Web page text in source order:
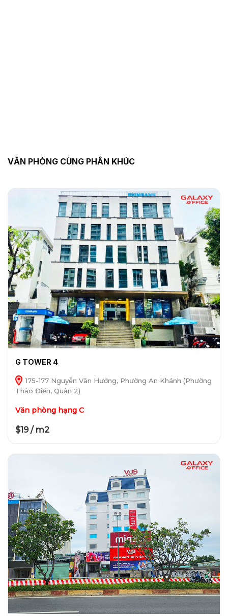
VĂN PHÒNG CÙNG PHÂN KHÚC
G TOWER 4
175-177 Nguyễn Văn Hưởng, Phường An Khánh (Phường
Thảo Điền, Quận 2)
Văn phòng hạng C
$19 / m2